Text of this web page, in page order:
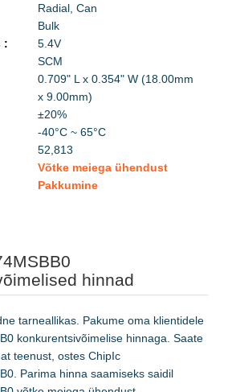
Radial, Can
Bulk
:
5.4V
SCM
0.709" L x 0.354" W (18.00mm
x 9.00mm)
±20%
-40°C ~ 65°C
52,813
Võtke meiega ühendust
Pakkumine
hinnad
tarneallikas. Pakume oma klientidele
konkurentsivõimelise hinnaga. Saate
teenust, ostes ChipIc
Parima hinna saamiseks saidil